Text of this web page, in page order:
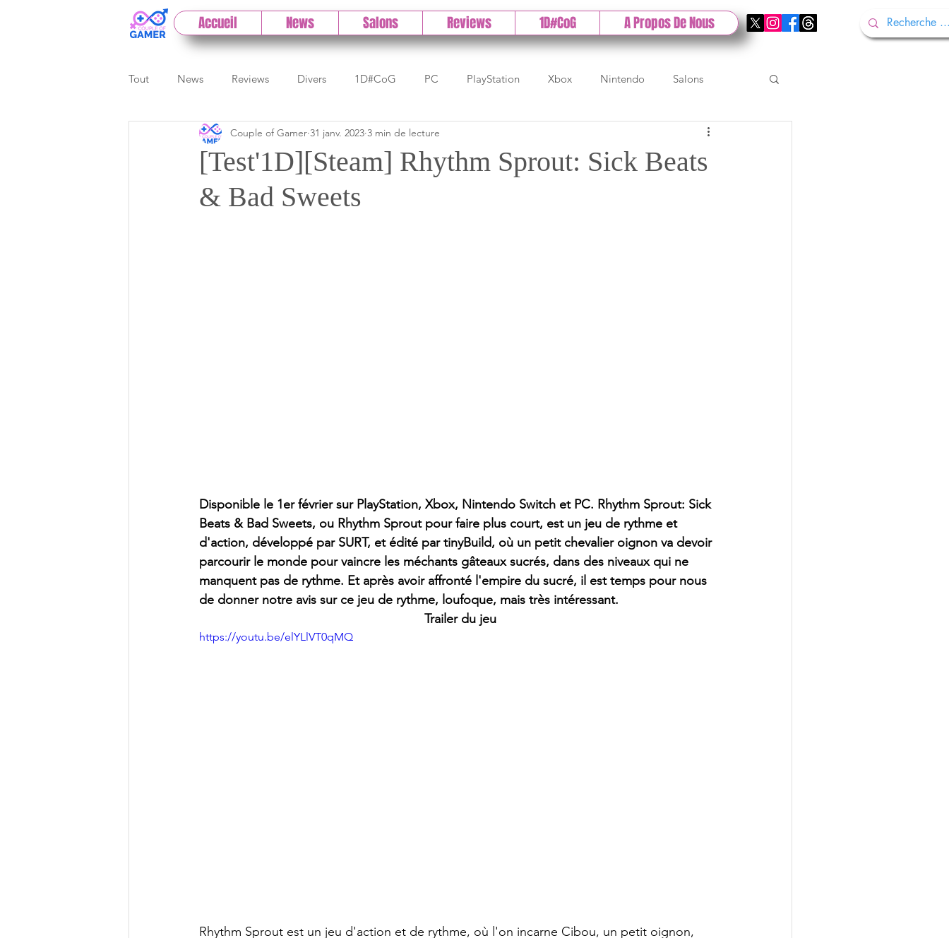
Accueil News Salons Reviews 1D#CoG A Propos De Nous
Tout News Reviews Divers 1D#CoG PC PlayStation Xbox Nintendo Salons
Previews Cloud Test indé DLC Gamescom
Paris Games Week Early Access
[Test'1D][Steam] Rhythm Sprout: Sick Beats
& Bad Sweets
Couple of Gamer 31 janv. 2023 3 min de lecture
Disponible le 1er février sur PlayStation, Xbox, Nintendo Switch et PC. Rhythm Sprout: Sick
Beats & Bad Sweets, ou Rhythm Sprout pour faire plus court, est un jeu de rythme et
d'action, développé par SURT, et édité par tinyBuild, où un petit chevalier oignon va devoir
parcourir le monde pour vaincre les méchants gâteaux sucrés, dans des niveaux qui ne
manquent pas de rythme. Et après avoir affronté l'empire du sucré, il est temps pour nous
de donner notre avis sur ce jeu de rythme, loufoque, mais très intéressant.
Trailer du jeu
https://youtu.be/elYLlVT0qMQ
Rhythm Sprout est un jeu d'action et de rythme, où l'on incarne Cibou, un petit oignon,